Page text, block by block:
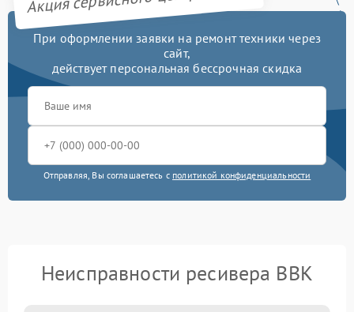
При оформлении заявки на ремонт техники через
сайт,
действует персональная бессрочная скидка
Отправляя, Вы соглашаетесь с политикой конфиденциальности
Неисправности ресивера BBK